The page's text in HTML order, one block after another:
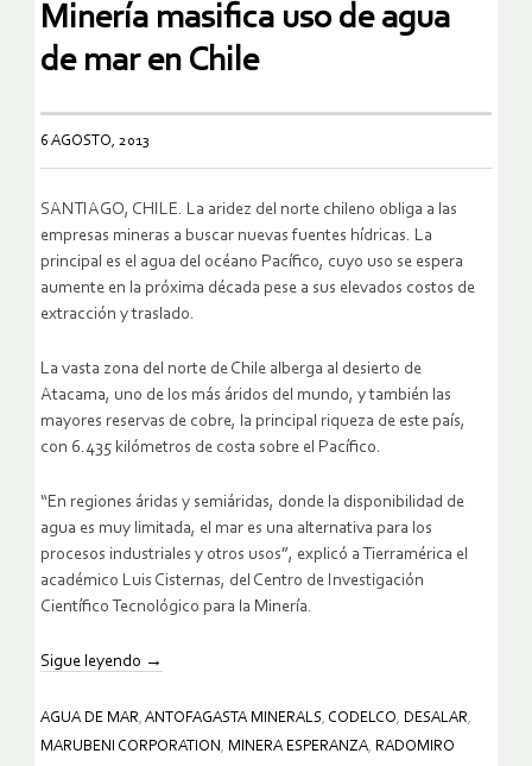
Minería masifica uso de agua
de mar en Chile
6 AGOSTO, 2013
SANTIAGO, CHILE. La aridez del norte chileno obliga a las
empresas mineras a buscar nuevas fuentes hídricas. La
principal es el agua del océano Pacífico, cuyo uso se espera
aumente en la próxima década pese a sus elevados costos de
extracción y traslado.
La vasta zona del norte de Chile alberga al desierto de
Atacama, uno de los más áridos del mundo, y también las
mayores reservas de cobre, la principal riqueza de este país,
con 6.435 kilómetros de costa sobre el Pacífico.
“En regiones áridas y semiáridas, donde la disponibilidad de
agua es muy limitada, el mar es una alternativa para los
procesos industriales y otros usos”, explicó a Tierramérica el
académico Luis Cisternas, del Centro de Investigación
Científico Tecnológico para la Minería.
Sigue leyendo →
AGUA DE MAR, ANTOFAGASTA MINERALS, CODELCO, DESALAR,
MARUBENI CORPORATION , MINERA ESPERANZA, RADOMIRO